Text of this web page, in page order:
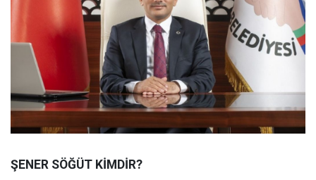
ŞENER SÖĞÜT KİMDİR?